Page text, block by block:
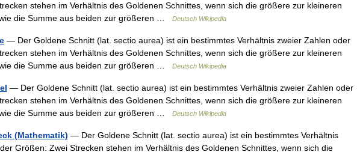
stehen im Verhältnis des Goldenen Schnittes, wenn sich die größere zur kleineren
die Summe aus beiden zur größeren …
Deutsch Wikipedia
— Der Goldene Schnitt (lat. sectio aurea) ist ein bestimmtes Verhältnis zweier Zahlen oder
stehen im Verhältnis des Goldenen Schnittes, wenn sich die größere zur kleineren
die Summe aus beiden zur größeren …
Deutsch Wikipedia
— Der Goldene Schnitt (lat. sectio aurea) ist ein bestimmtes Verhältnis zweier Zahlen oder
stehen im Verhältnis des Goldenen Schnittes, wenn sich die größere zur kleineren
die Summe aus beiden zur größeren …
Deutsch Wikipedia
(Mathematik) — Der Goldene Schnitt (lat. sectio aurea) ist ein bestimmtes Verhältnis
Größen: Zwei Strecken stehen im Verhältnis des Goldenen Schnittes, wenn sich die